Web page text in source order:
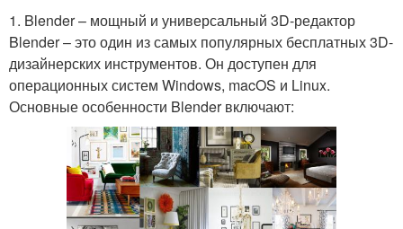
1. Blender – мощный и универсальный 3D-редактор
Blender – это один из самых популярных бесплатных 3D-
дизайнерских инструментов. Он доступен для
операционных систем Windows, macOS и Linux.
Основные особенности Blender включают: